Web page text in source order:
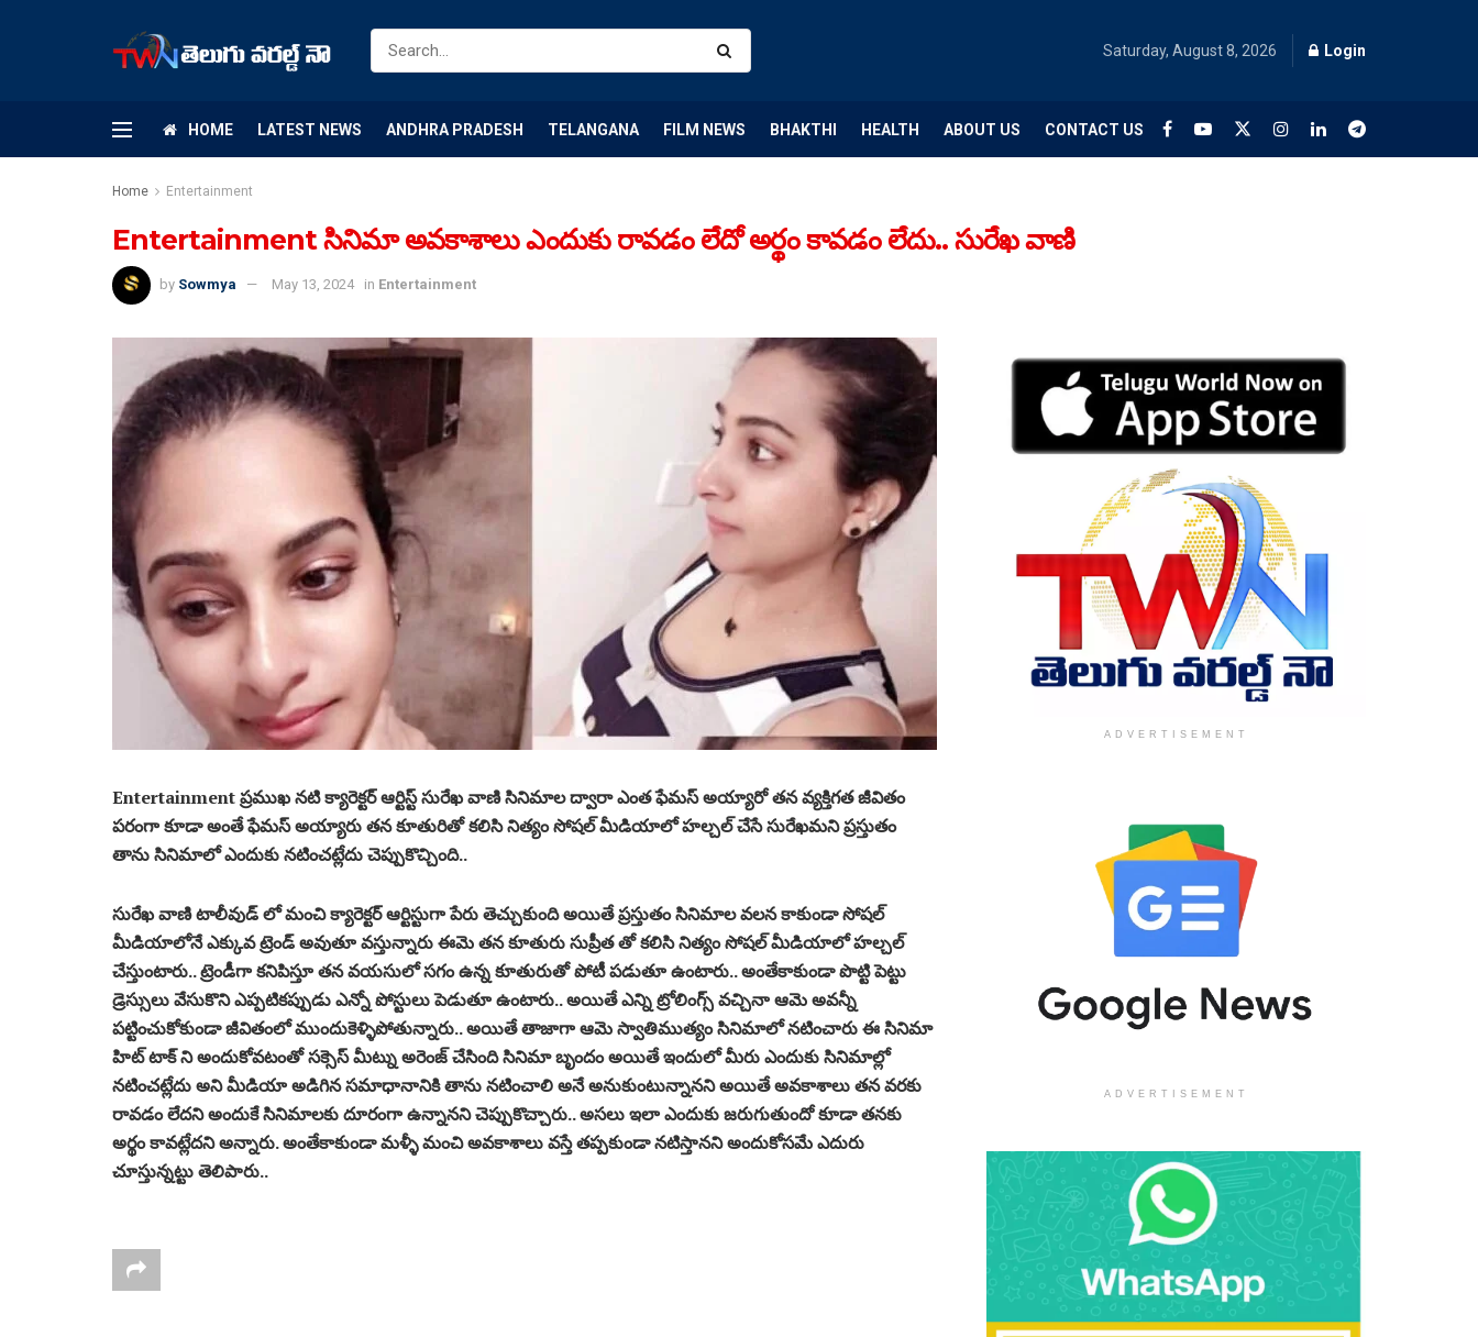
Saturday, August 8, 2026 Login
HOME LATEST NEWS ANDHRA PRADESH TELANGANA FILM NEWS BHAKTHI HEALTH ABOUT US CONTACT US
Home Entertainment
Entertainment సినిమా అవకాశాలు ఎందుకు రావడం లేదో అర్థం కావడం లేదు.. సురేఖ వాణి
by Sowmya May 13, 2024 in Entertainment
Entertainment ప్రముఖ నటి క్యారెక్టర్ ఆర్టిస్ట్ సురేఖ వాణి సినిమాల ద్వారా ఎంత ఫేమస్ అయ్యారో తన వ్యక్తిగత జీవితం
పరంగా కూడా అంతే ఫేమస్ అయ్యారు తన కూతురితో కలిసి నిత్యం సోషల్ మీడియాలో హల్చల్ చేసే సురేఖమని ప్రస్తుతం
తాను సినిమాలో ఎందుకు నటించట్లేదు చెప్పుకొచ్చింది..
సురేఖ వాణి టాలీవుడ్ లో మంచి క్యారెక్టర్ ఆర్టిస్టుగా పేరు తెచ్చుకుంది అయితే ప్రస్తుతం సినిమాల వలన కాకుండా సోషల్
మీడియాలోనే ఎక్కువ ట్రెండ్ అవుతూ వస్తున్నారు ఈమె తన కూతురు సుప్రీత తో కలిసి నిత్యం సోషల్ మీడియాలో హల్చల్
చేస్తుంటారు.. ట్రెండీగా కనిపిస్తూ తన వయసులో సగం ఉన్న కూతురుతో పోటీ పడుతూ ఉంటారు.. అంతేకాకుండా పొట్టి పెట్టు
డ్రెస్సులు వేసుకొని ఎప్పటికప్పుడు ఎన్నో పోస్టులు పెడుతూ ఉంటారు.. అయితే ఎన్ని ట్రోలింగ్స్ వచ్చినా ఆమె అవన్నీ
పట్టించుకోకుండా జీవితంలో ముందుకెళ్ళిపోతున్నారు.. అయితే తాజాగా ఆమె స్వాతిముత్యం సినిమాలో నటించారు ఈ సినిమా
హిట్ టాక్ ని అందుకోవటంతో సక్సెస్ మీట్ను అరెంజ్ చేసింది సినిమా బృందం అయితే ఇందులో మీరు ఎందుకు సినిమాల్లో
నటించట్లేదు అని మీడియా అడిగిన సమాధానానికి తాను నటించాలి అనే అనుకుంటున్నానని అయితే అవకాశాలు తన వరకు
రావడం లేదని అందుకే సినిమాలకు దూరంగా ఉన్నానని చెప్పుకొచ్చారు.. అసలు ఇలా ఎందుకు జరుగుతుందో కూడా తనకు
అర్థం కావట్లేదని అన్నారు. అంతేకాకుండా మళ్ళీ మంచి అవకాశాలు వస్తే తప్పకుండా నటిస్తానని అందుకోసమే ఎదురు
చూస్తున్నట్టు తెలిపారు..
ADVERTISEMENT
ADVERTISEMENT